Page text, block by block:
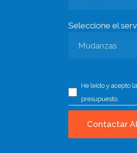
Seleccione el
He leído y acepto la
presupuesto.